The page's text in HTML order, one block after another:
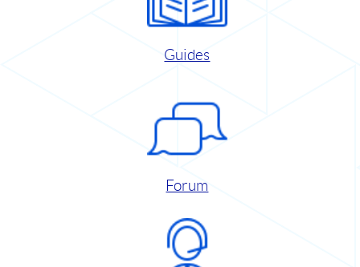
Guides
Forum